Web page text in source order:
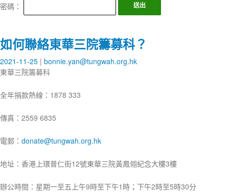
密碼：
如何聯絡東華三院籌募科？
2021-11-25 bonnie.yan@tungwah.org.hk
東華三院籌募科
全年捐款熱線：1878 333
傳真：2559 6835
電郵： donate@tungwah.org.hk
地址：香港上環普仁街12號東華三院黃鳳翎紀念大樓3樓
辦公時間：星期一至五上午9時至下午1時；下午2時至5時30分